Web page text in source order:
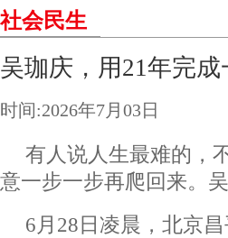
社会民生
吴珈庆，用21年完
时间:2026年7月03日
有人说人生最难的，
意一步一步再爬回来。
6月28日凌晨，北京